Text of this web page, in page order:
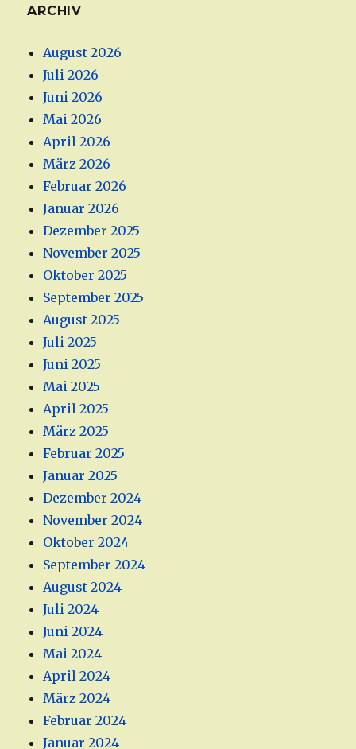
ARCHIV
August 2026
Juli 2026
Juni 2026
Mai 2026
April 2026
März 2026
Februar 2026
Januar 2026
Dezember 2025
November 2025
Oktober 2025
September 2025
August 2025
Juli 2025
Juni 2025
Mai 2025
April 2025
März 2025
Februar 2025
Januar 2025
Dezember 2024
November 2024
Oktober 2024
September 2024
August 2024
Juli 2024
Juni 2024
Mai 2024
April 2024
März 2024
Februar 2024
Januar 2024